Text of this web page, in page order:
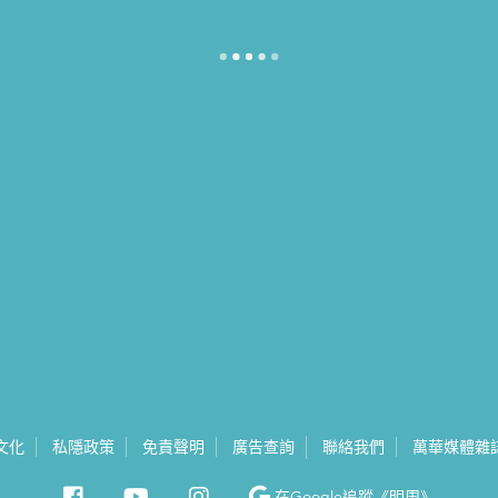
化 私隱政策 免責聲明 廣告查詢 聯絡我們 萬華媒體雜